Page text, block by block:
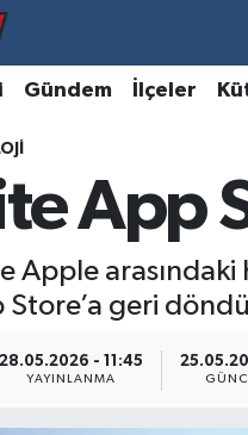
Gündem İlçeler
App
Apple
geri
28.05.2026 - 11:45
YAYINLANMA
Fikstür